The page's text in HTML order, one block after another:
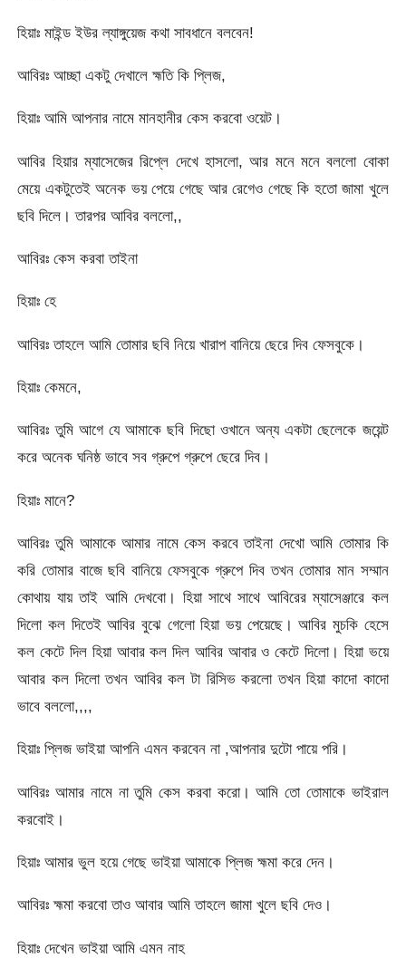
হিয়াঃ মাইন্ড ইউর ল্যাঙ্গুয়েজ কথা সাবধানে বলবেন!
আবিরঃ আচ্ছা একটু দেখালে হ্মতি কি প্লিজ,
হিয়াঃ আমি আপনার নামে মানহানীর কেস করবো ওয়েট।
আবির হিয়ার ম্যাসেজের রিপ্লে দেখে হাসলো, আর মনে মনে বললো বোকা
মেয়ে একটুতেই অনেক ভয় পেয়ে গেছে আর রেগেও গেছে কি হতো জামা খুলে
ছবি দিলে। তারপর আবির বললো,,
আবিরঃ কেস করবা তাইনা
হিয়াঃ হে
আবিরঃ তাহলে আমি তোমার ছবি নিয়ে খারাপ বানিয়ে ছেরে দিব ফেসবুকে।
হিয়াঃ কেমনে,
আবিরঃ তুমি আগে যে আমাকে ছবি দিছো ওখানে অন্য একটা ছেলেকে জয়েন্ট
করে অনেক ঘনিষ্ঠ ভাবে সব গ্রুপে গ্রুপে ছেরে দিব।
হিয়াঃ মানে?
আবিরঃ তুমি আমাকে আমার নামে কেস করবে তাইনা দেখো আমি তোমার কি
করি তোমার বাজে ছবি বানিয়ে ফেসবুকে গ্রুপে দিব তখন তোমার মান সম্মান
কোথায় যায় তাই আমি দেখবো। হিয়া সাথে সাথে আবিরের ম্যাসেঞ্জারে কল
দিলো কল দিতেই আবির বুঝে গেলো হিয়া ভয় পেয়েছে। আবির মুচকি হেসে
কল কেটে দিল হিয়া আবার কল দিল আবির আবার ও কেটে দিলো। হিয়া ভয়ে
আবার কল দিলো তখন আবির কল টা রিসিভ করলো তখন হিয়া কাদো কাদো
ভাবে বললো,,,,
হিয়াঃ প্লিজ ভাইয়া আপনি এমন করবেন না ,আপনার দুটো পায়ে পরি।
আবিরঃ আমার নামে না তুমি কেস করবা করো। আমি তো তোমাকে ভাইরাল
করবোই।
হিয়াঃ আমার ভুল হয়ে গেছে ভাইয়া আমাকে প্লিজ হ্মমা করে দেন।
আবিরঃ হ্মমা করবো তাও আবার আমি তাহলে জামা খুলে ছবি দেও।
হিয়াঃ দেখেন ভাইয়া আমি এমন নাহ